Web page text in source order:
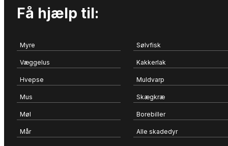
Få hjælp til:
Myre Sølvfisk
Væggelus Kakkerlak
Hvepse Muldvarp
Mus Skægkræ
Møl Borebiller
Mår Alle skadedyr